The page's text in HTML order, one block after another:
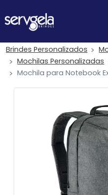
Brindes Personalizados
Mochilas Personalizadas
Mochila para Notebook